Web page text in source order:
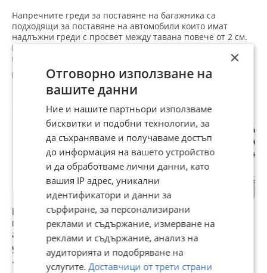
Напречните греди за поставяне на багажника са
подходящи за поставяне на автомобили които имат
надлъжни греди с просвет между тавана повече от 2 см.
Багажника има лесен монтаж и дръжки за удобно
поставяне и пренасяне.
Багажника има ниско съпротивление с вятъра по време
на пътуване.
Модел: YF 160 B
Багажник за покрив
Планки за монтаж +напречни греди
Дръжки за лесно поставяне и пренасяне
Лесен монтаж
Устойчив на надраскване
Материал: алуминий + стомана
Размери: 160 х 110 х 9 см Дължина на напречните греди:
135 см
Цвят: черен
Тегло: около 10 кг.
Препоръчани за теб
Багажник за
покрива на
автомобил джип
160 см ПОДАРЪК
Напречни греди
92,03 €
180 лв
Багажник за
покрива на
автомобил джип
160 см ПОДАРЪК
Напречни греди
92,03 €
180 лв
Напречни греди
130 см. За
интегрирани
релси на покрива
95 €
185,80 лв
×
Отговорно използване на
вашите данни
Ние и нашите партньори използваме
бисквитки и подобни технологии, за
да съхраняваме и получаваме достъп
до информация на вашето устройство
и да обработваме лични данни, като
вашия IP адрес, уникални
идентификатори и данни за
сърфиране, за персонализирани
реклами и съдържание, измерване на
реклами и съдържание, анализ на
аудиторията и подобряване на
услугите. Доставчици от трети страни